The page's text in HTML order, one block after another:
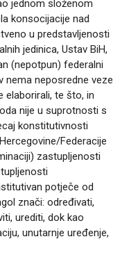
jednom složenom
konsocijacije nad
u predstavljenosti
jedinica, Ustav BiH,
(nepotpun) federalni
nema neposredne veze
elaborirali, te što, in
nije u suprotnosti s
konstitutivnosti
Federacije
zastupljenosti
potječe od
znači: određivati,
urediti, dok kao
unutarnje uređenje,